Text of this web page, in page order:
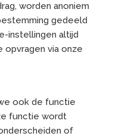
worden anoniem
gedeeld
instellingen altijd
opvragen via onze
ook de functie
functie wordt
of